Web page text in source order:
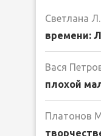
Светлана Л.
времени:
Вася
плохой
Платонов